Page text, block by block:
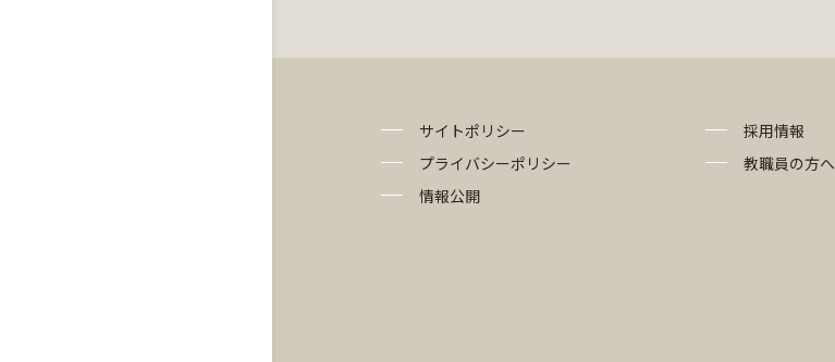
サイトポリシー
プライバシーポリシー
情報公開
採用情報
教職員の方へ